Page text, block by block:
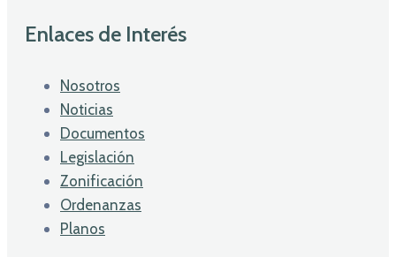
Enlaces de Interés
Nosotros
Noticias
Documentos
Legislación
Zonificación
Ordenanzas
Planos